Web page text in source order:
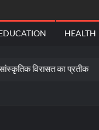
HEALTH
का प्रतीक